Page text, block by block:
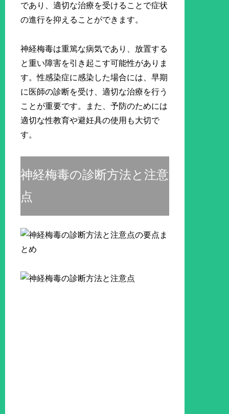
であり、適切な治療を受けることで症状
の進行を抑えることができます。
神経梅毒は重篤な病気であり、放置する
と重い障害を引き起こす可能性がありま
す。性感染症に感染した場合には、早期
に医師の診断を受け、適切な治療を行う
ことが重要です。また、予防のためには
適切な性教育や避妊具の使用も大切で
す。
神経梅毒の診断方法と注意
点